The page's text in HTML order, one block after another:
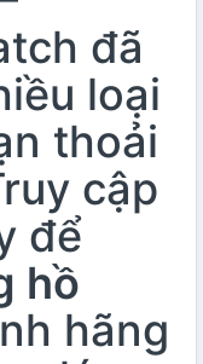
đã
loại
thoải
cập
để
hồ
hãng